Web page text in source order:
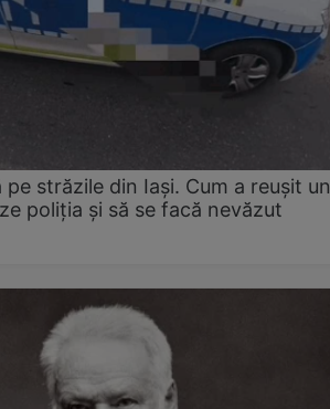
străzile din Iași. Cum a reușit un
poliția și să se facă nevăzut